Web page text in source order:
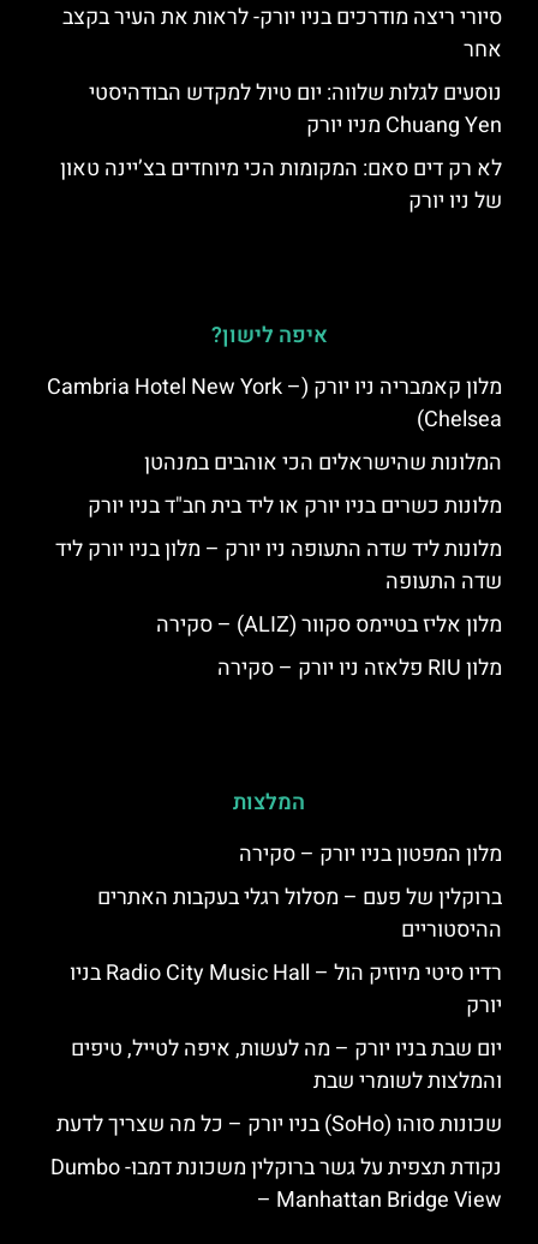
סיורי ריצה מודרכים בניו יורק- לראות את העיר בקצב
אחר
נוסעים לגלות שלווה: יום טיול למקדש הבודהיסטי
Chuang Yen מניו יורק
לא רק דים סאם: המקומות הכי מיוחדים בצ’יינה טאון
של ניו יורק
איפה לישון?
מלון קאמבריה ניו יורק (Cambria Hotel New York –
Chelsea)
המלונות שהישראלים הכי אוהבים במנהטן
מלונות כשרים בניו יורק או ליד בית חב"ד בניו יורק
מלונות ליד שדה התעופה ניו יורק – מלון בניו יורק ליד
שדה התעופה
מלון אליז בטיימס סקוור (ALIZ) – סקירה
מלון RIU פלאזה ניו יורק – סקירה
המלצות
מלון המפטון בניו יורק – סקירה
ברוקלין של פעם – מסלול רגלי בעקבות האתרים
ההיסטוריים
רדיו סיטי מיוזיק הול – Radio City Music Hall בניו
יורק
יום שבת בניו יורק – מה לעשות, איפה לטייל, טיפים
והמלצות לשומרי שבת
שכונות סוהו (SoHo) בניו יורק – כל מה שצריך לדעת
נקודת תצפית על גשר ברוקלין משכונת דמבו- Dumbo
– Manhattan Bridge View